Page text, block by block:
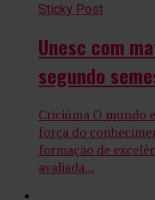
Sticky Post
Unesc com
segundo
Criciúma O mundo
força do
formação de
avaliada...